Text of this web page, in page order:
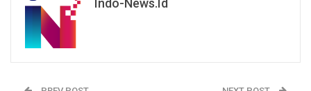
Indo-News.id